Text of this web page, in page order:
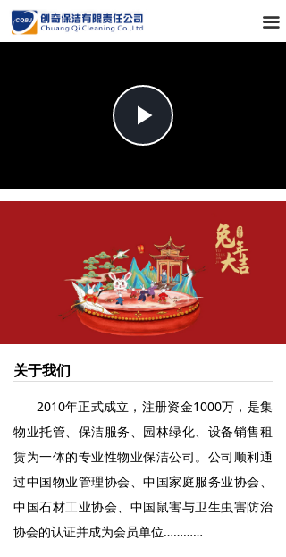
끀
关于我们
2010年正式成立，注册资金1000万，是集
物业托管、保洁服务、园林绿化、设备销售租
赁为一体的专业性物业保洁公司。公司顺利通
过中国物业管理协会、中国家庭服务业协会、
中国石材工业协会、中国鼠害与卫生虫害防治
协会的认证并成为会员单位…………
Play